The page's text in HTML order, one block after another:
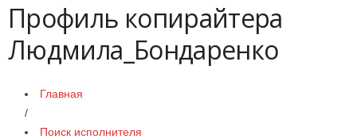
Профиль копирайтера
Людмила_Бондаренко
Главная
/
Поиск исполнителя